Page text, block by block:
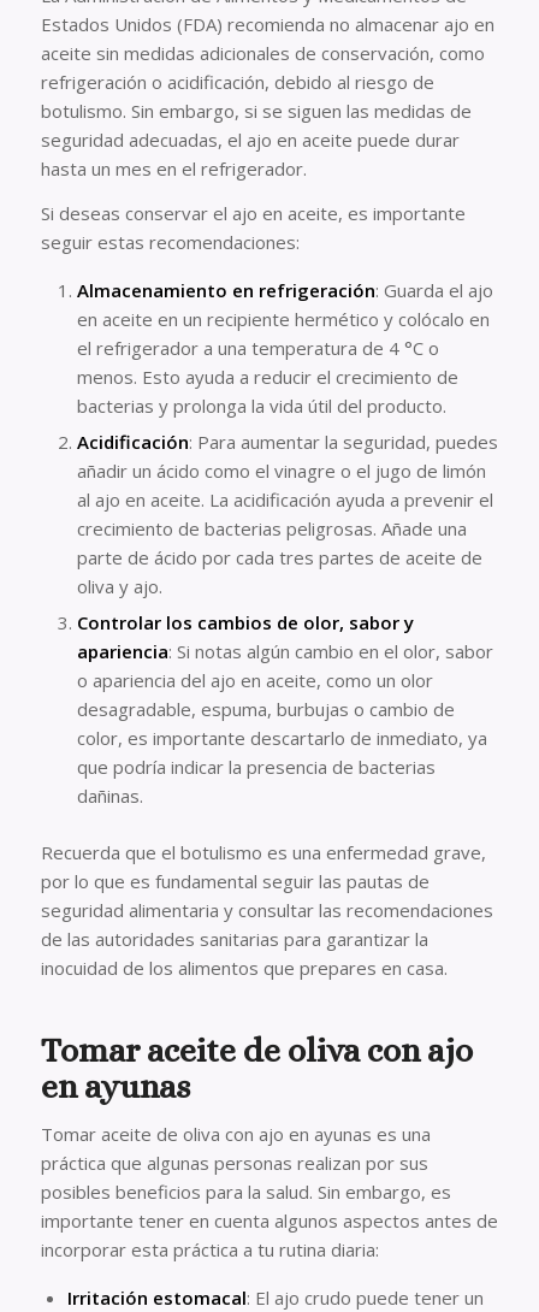
Estados Unidos (FDA) recomienda no almacenar ajo en
aceite sin medidas adicionales de conservación, como
refrigeración o acidificación, debido al riesgo de
botulismo. Sin embargo, si se siguen las medidas de
seguridad adecuadas, el ajo en aceite puede durar
hasta un mes en el refrigerador.
Si deseas conservar el ajo en aceite, es importante
seguir estas recomendaciones:
Almacenamiento en refrigeración: Guarda el ajo
en aceite en un recipiente hermético y colócalo en
el refrigerador a una temperatura de 4 °C o
menos. Esto ayuda a reducir el crecimiento de
bacterias y prolonga la vida útil del producto.
Acidificación: Para aumentar la seguridad, puedes
añadir un ácido como el vinagre o el jugo de limón
al ajo en aceite. La acidificación ayuda a prevenir el
crecimiento de bacterias peligrosas. Añade una
parte de ácido por cada tres partes de aceite de
oliva y ajo.
Controlar los cambios de olor, sabor y
apariencia: Si notas algún cambio en el olor, sabor
o apariencia del ajo en aceite, como un olor
desagradable, espuma, burbujas o cambio de
color, es importante descartarlo de inmediato, ya
que podría indicar la presencia de bacterias
dañinas.
Recuerda que el botulismo es una enfermedad grave,
por lo que es fundamental seguir las pautas de
seguridad alimentaria y consultar las recomendaciones
de las autoridades sanitarias para garantizar la
inocuidad de los alimentos que prepares en casa.
Tomar aceite de oliva con ajo
en ayunas
Tomar aceite de oliva con ajo en ayunas es una
práctica que algunas personas realizan por sus
posibles beneficios para la salud. Sin embargo, es
importante tener en cuenta algunos aspectos antes de
incorporar esta práctica a tu rutina diaria:
Irritación estomacal: El ajo crudo puede tener un